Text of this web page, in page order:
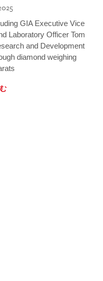
GIA Executive Vice
Laboratory Officer Tom
and Development
diamond weighing